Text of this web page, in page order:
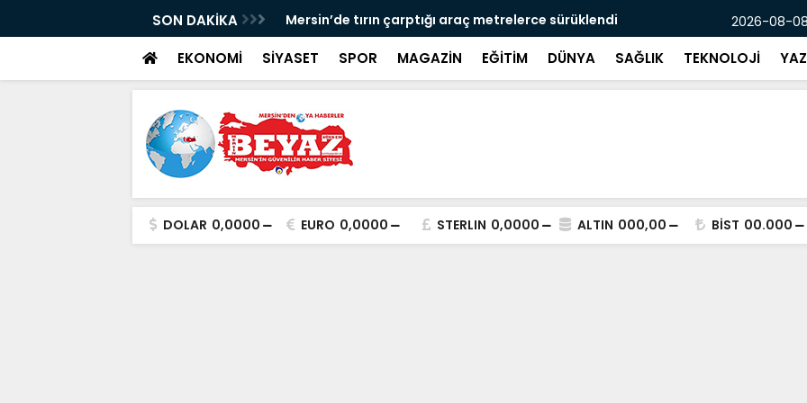
SON DAKİKA
örgütüne operasyon: 6 tutuklama Mersin’de tırın çarptığı araç metrelerce sürüklendi Kasten
2026-08-
EKONOMİ SİYASET SPOR MAGAZİN EĞİTİM DÜNYA SAĞLIK TEKNOLOJİ
DOLAR 0,0000 EURO 0,0000 STERLIN 0,0000 ALTIN 000,00 BİST 00.000